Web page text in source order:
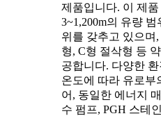
제품입니다. 이 제
3~1,200m의 유량 범
위를 갖추고 있으며
형, C형 절삭형 등
공합니다. 다양한
온도에 따라 유로부
어, 동일한 에너지
수 펌프, PGH 스테